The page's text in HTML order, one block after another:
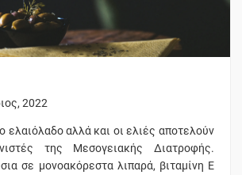
2022
ελαιόλαδο αλλά και οι ελιές αποτελούν
της Μεσογειακής Διατροφής.
σε μονοακόρεστα λιπαρά, βιταμίνη Ε